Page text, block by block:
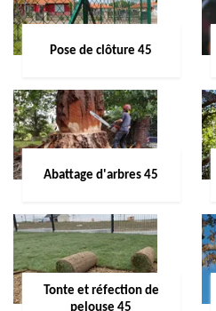
Pose de clôture 45
Abattage d'arbres 45
Tonte et réfection de
pelouse 45